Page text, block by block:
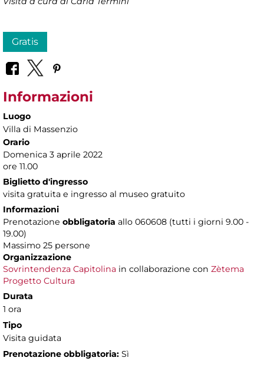
Gratis
Informazioni
Luogo
Villa di Massenzio
Orario
Domenica 3 aprile 2022
ore 11.00
Biglietto d'ingresso
visita gratuita e ingresso al museo gratuito
Informazioni
Prenotazione obbligatoria allo 060608 (tutti i giorni 9.00 -
19.00)
Massimo 25 persone
Organizzazione
Sovrintendenza Capitolina in collaborazione con Zètema
Progetto Cultura
Durata
1 ora
Tipo
Visita guidata
Prenotazione obbligatoria: Sì